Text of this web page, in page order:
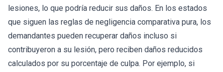
lesiones, lo que podría reducir sus daños. En los estados
que siguen las reglas de negligencia comparativa pura, los
demandantes pueden recuperar daños incluso si
contribuyeron a su lesión, pero reciben daños reducidos
calculados por su porcentaje de culpa. Por ejemplo, si